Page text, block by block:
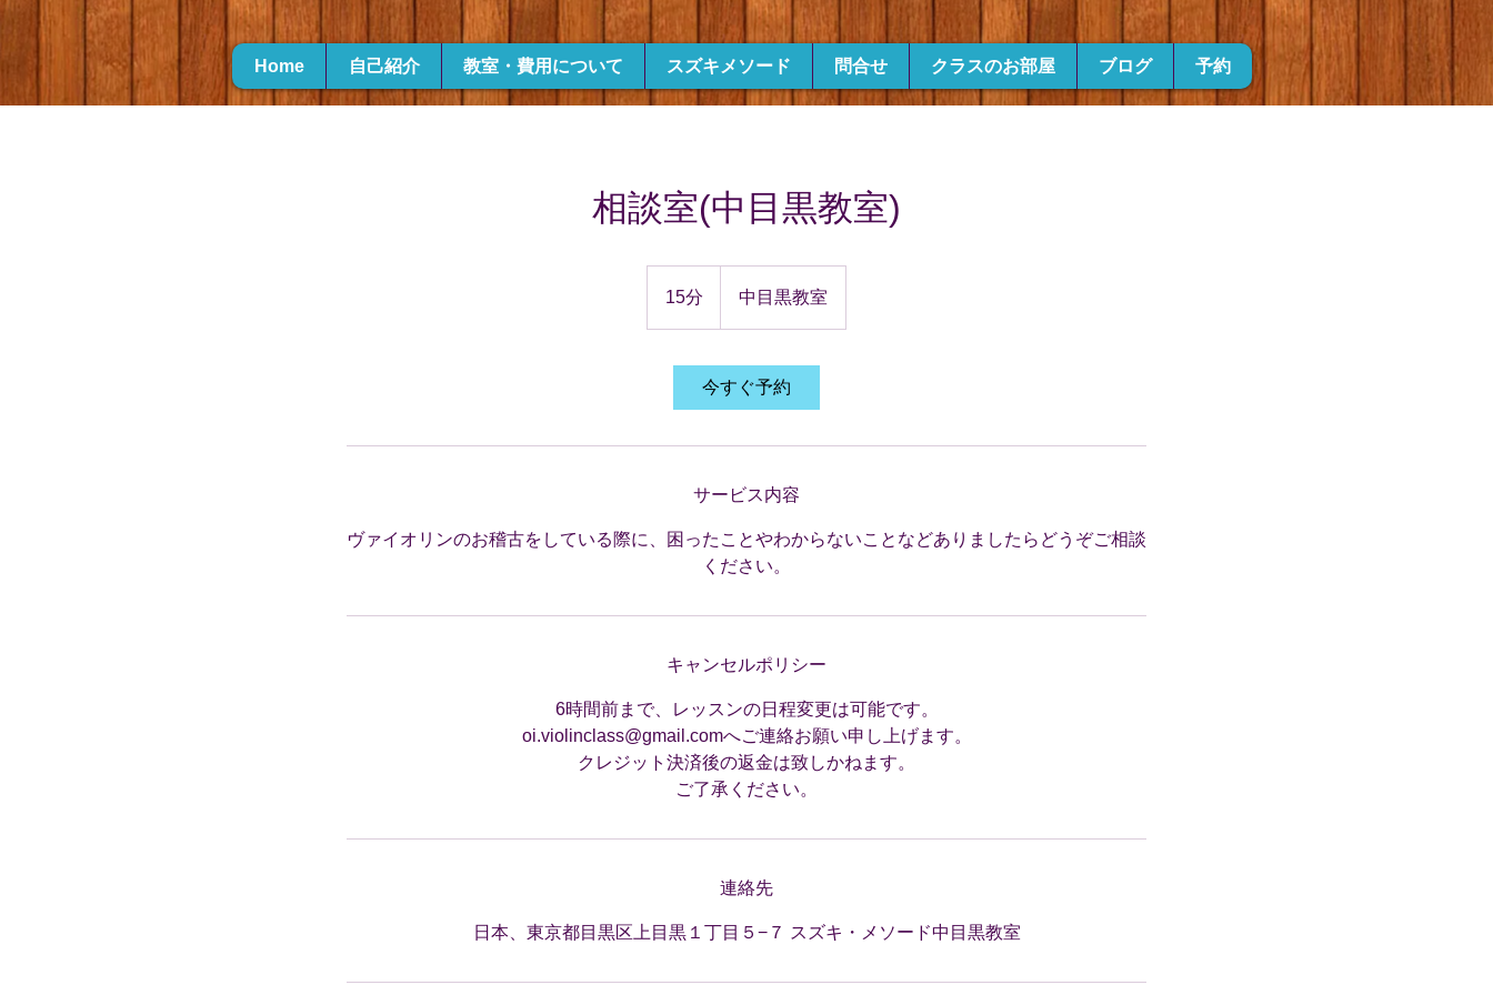
Home 自己紹介 教室・費用について スズキメソード 問合せ クラスのお部屋 ブログ 予約
相談室(中目黒教室)
15分 中目黒教室
今すぐ予約
サービス内容
ヴァイオリンのお稽古をしている際に、困ったことやわからないことなどありましたらどうぞご相談
ください。
キャンセルポリシー
6時間前まで、レッスンの日程変更は可能です。
oi.violinclass@gmail.comへご連絡お願い申し上げます。
クレジット決済後の返金は致しかねます。
ご了承ください。
連絡先
日本、東京都目黒区上目黒１丁目５−７ スズキ・メソード中目黒教室